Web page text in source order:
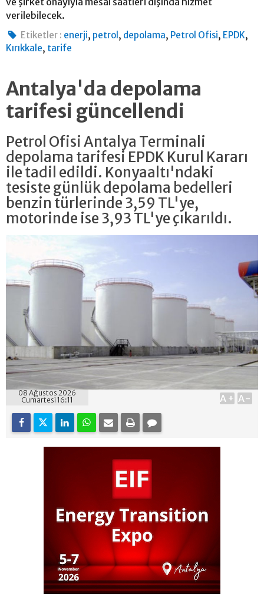
verilebilecek.
Etiketler : enerji, petrol , depolama, Petrol Ofisi, EPDK,
Kırıkkale, tarife
Antalya'da depolama
tarifesi güncellendi
Petrol Ofisi Antalya Terminali
depolama tarifesi EPDK Kurul Kararı
ile tadil edildi. Konyaaltı'ndaki
tesiste günlük depolama bedelleri
benzin türlerinde 3,59 TL'ye,
motorinde ise 3,93 TL'ye çıkarıldı.
08 Ağustos 2026
Cumartesi 16:11
A+ A-